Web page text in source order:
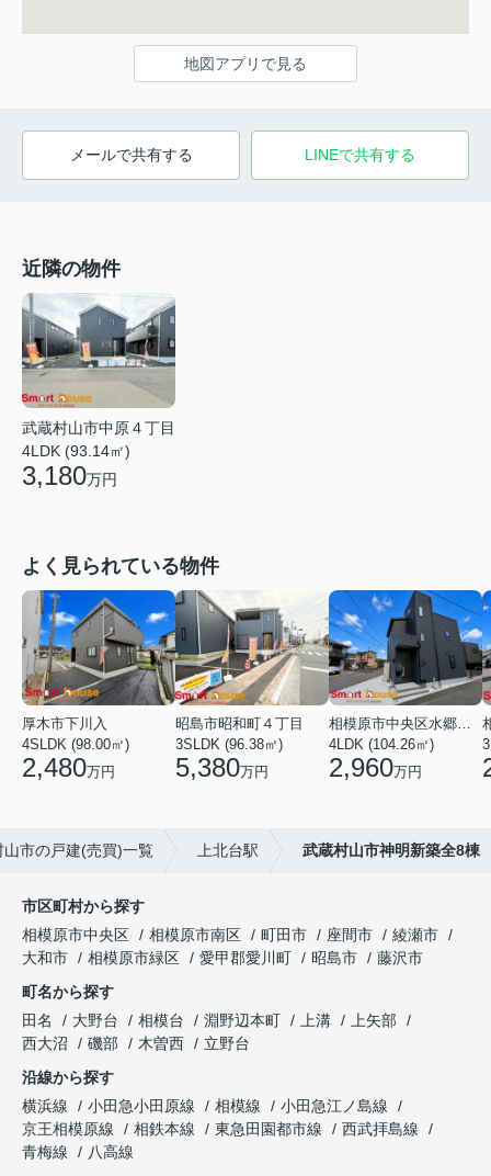
地図アプリで見る
メールで共有する LINEで共有する
近隣の物件
武蔵村山市中原４丁目
4LDK (93.14㎡)
3,180万円
よく見られている物件
厚木市下川入
4SLDK (98.00㎡)
2,480万円
昭島市昭和町４丁目
3SLDK (96.38㎡)
5,380万円
相模原市中央区水郷田名２丁目
4LDK (104.26㎡)
2,960万円
山市の戸建(売買)一覧 上北台駅 武蔵村山市神明新築全8棟
市区町村から探す
相模原市中央区
相模原市南区 町田市 座間市
綾瀬市
大和市
相模原市緑区 愛甲郡愛川町 昭島市
藤沢市
町名から探す
田名
大野台 相模台 淵野辺本町 上溝
上矢部
西大沼
磯部 木曽西
立野台
沿線から探す
横浜線
小田急小田原線 相模線
小田急江ノ島線
京王相模原線
相鉄本線 東急田園都市線
西武拝島線
青梅線
八高線